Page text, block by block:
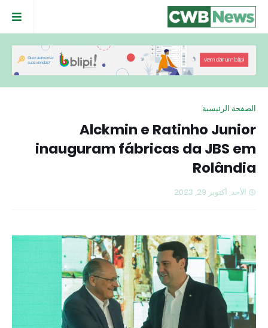
الصفحة الرئيسية
Alckmin e Ratinho Junior
inauguram fábricas da JBS em
Rolândia
الأحد, أكتوبر 29, 2023